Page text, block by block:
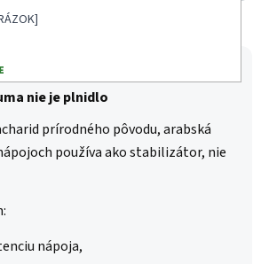
nie je plnidlo
prírodného pôvodu, arabská
používa ako stabilizátor, nie
nápoja,